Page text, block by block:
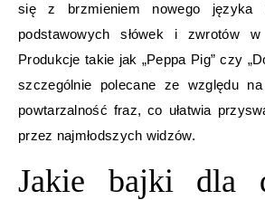
się z brzmieniem nowego języka
podstawowych słówek i zwrotów
Produkcje takie jak „Peppa Pig” czy
szczególnie polecane ze względu
powtarzalność fraz, co ułatwia
przez najmłodszych widzów.
Jakie bajki dla